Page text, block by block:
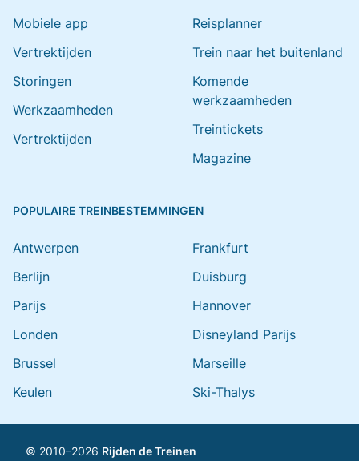
Mobiele app
Vertrektijden
Storingen
Werkzaamheden
Vertrektijden
Reisplanner
Trein naar het buitenland
Komende
werkzaamheden
Treintickets
Magazine
POPULAIRE TREINBESTEMMINGEN
Antwerpen
Berlijn
Parijs
Londen
Brussel
Keulen
Frankfurt
Duisburg
Hannover
Disneyland Parijs
Marseille
Ski-Thalys
© 2010–2026 Rijden de Treinen